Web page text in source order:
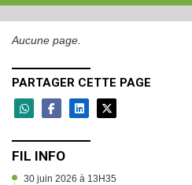
Aucune page.
PARTAGER CETTE PAGE
FIL INFO
30 juin 2026 à 13H35